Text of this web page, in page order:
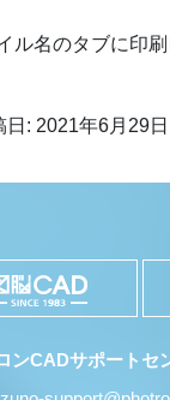
ル名のタブに印
日: 2021年6月29
ンCADサポートセ